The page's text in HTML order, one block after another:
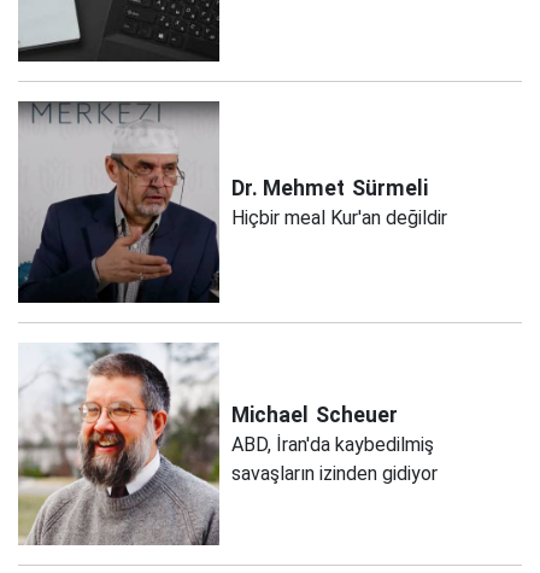
Dr. Mehmet Sürmeli
Hiçbir meal Kur'an değildir
Michael Scheuer
ABD, İran'da kaybedilmiş
savaşların izinden gidiyor